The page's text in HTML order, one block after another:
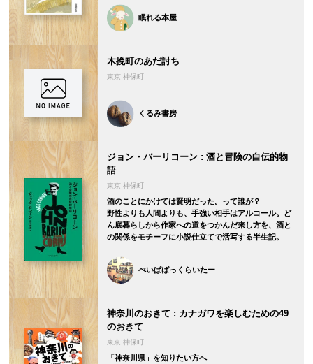
眠れる本屋
木挽町のあだ討ち
東京 神保町
くるみ書房
ジョン・バーリコーン : 酒と冒険の自伝的物
語
東京 神保町
酒のことにかけては賢明だった。って誰が？
野性よりも人間よりも、手強い相手はアルコール。ど
ん底暮らしから作家への道をつかんだ来し方を、酒と
の関係をモチーフに小説仕立てで活写する半生記。
ぺいぱばっくらいたー
神奈川のおきて : カナガワを楽しむための49
のおきて
東京 神保町
「神奈川県」を知りたい方へ